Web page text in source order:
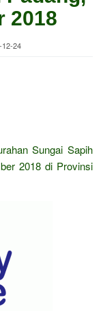
2018
24
Sungai Sapih
2018 di Provinsi